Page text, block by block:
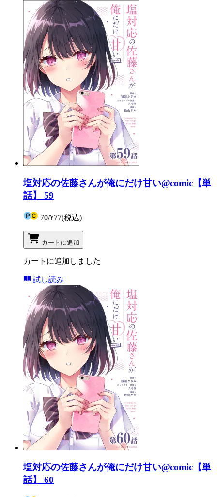
塩対応の佐藤さんが俺にだけ甘い@comic【単
話】 59
70/¥77(税込)
カートに追加
カートに追加しました
試し読み
塩対応の佐藤さんが俺にだけ甘い@comic【単
話】 60